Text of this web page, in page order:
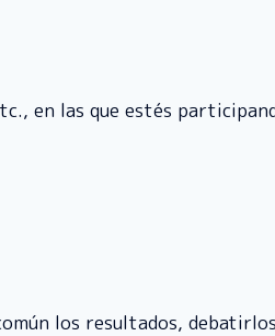
en las que estés
los resultados,